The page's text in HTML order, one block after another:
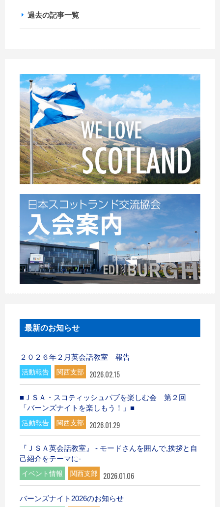
過去の記事一覧
最新のお知らせ
２０２６年２月英会話教室 報告
活動報告 関西支部 2026.02.15
■ＪＳＡ・スコティッシュパブを楽しむ会 第２回
「バーンズナイトを楽しもう！」■
活動報告 関西支部 2026.01.29
『ＪＳＡ英会話教室』 - モードさんを囲んで,挨拶と自
己紹介をテーマに-
イベント情報 関西支部 2026.01.06
バーンズナイト2026のお知らせ